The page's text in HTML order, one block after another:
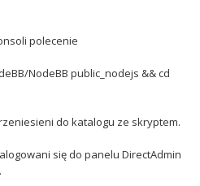
polecenie
NodeBB public_nodejs && cd
do katalogu ze skryptem.
się do panelu DirectAdmin